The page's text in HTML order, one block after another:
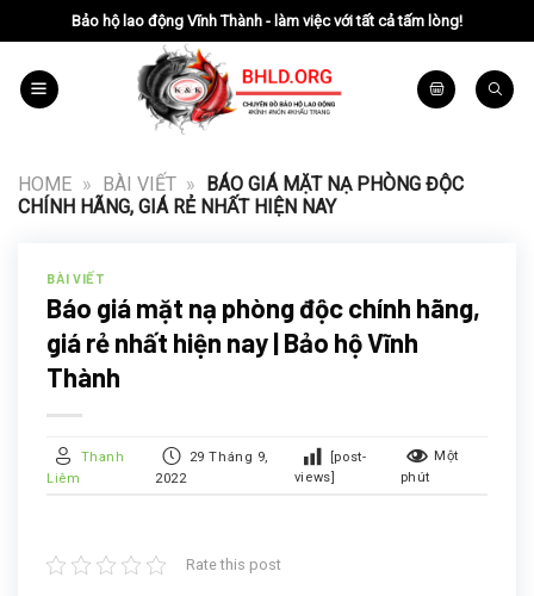
đến
nội
dung
Bảo hộ lao động Vĩnh Thành - làm việc với tất cả tấm lòng!
HOME » BÀI VIẾT » BÁO GIÁ MẶT NẠ PHÒNG ĐỘC
CHÍNH HÃNG, GIÁ RẺ NHẤT HIỆN NAY
BÀI VIẾT
Báo giá mặt nạ phòng độc chính hãng,
giá rẻ nhất hiện nay | Bảo hộ Vĩnh
Thành
Thanh
Liêm
29 Tháng 9,
2022
[post-
views]
Một
phút
Rate this post